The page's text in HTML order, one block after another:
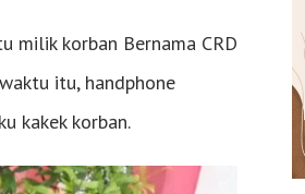
milik korban Bernama CRD
itu, handphone
kakek korban.